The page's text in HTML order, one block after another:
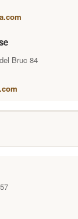
Bruc 84